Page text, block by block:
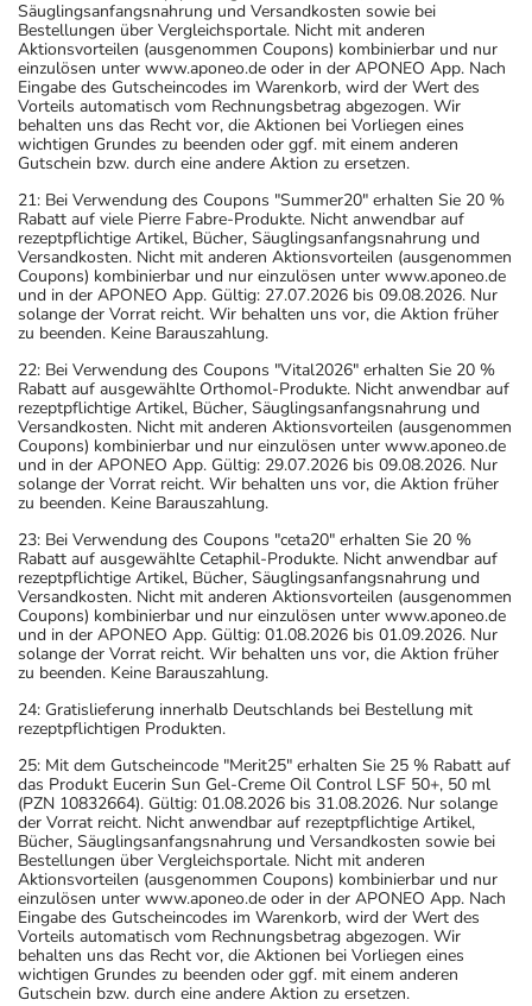
Säuglingsanfangsnahrung und Versandkosten sowie bei
Bestellungen über Vergleichsportale. Nicht mit anderen
Aktionsvorteilen (ausgenommen Coupons) kombinierbar und nur
einzulösen unter www.aponeo.de oder in der APONEO App. Nach
Eingabe des Gutscheincodes im Warenkorb, wird der Wert des
Vorteils automatisch vom Rechnungsbetrag abgezogen. Wir
behalten uns das Recht vor, die Aktionen bei Vorliegen eines
wichtigen Grundes zu beenden oder ggf. mit einem anderen
Gutschein bzw. durch eine andere Aktion zu ersetzen.
21: Bei Verwendung des Coupons "Summer20" erhalten Sie 20 %
Rabatt auf viele Pierre Fabre-Produkte. Nicht anwendbar auf
rezeptpflichtige Artikel, Bücher, Säuglingsanfangsnahrung und
Versandkosten. Nicht mit anderen Aktionsvorteilen (ausgenommen
Coupons) kombinierbar und nur einzulösen unter www.aponeo.de
und in der APONEO App. Gültig: 27.07.2026 bis 09.08.2026. Nur
solange der Vorrat reicht. Wir behalten uns vor, die Aktion früher
zu beenden. Keine Barauszahlung.
22: Bei Verwendung des Coupons "Vital2026" erhalten Sie 20 %
Rabatt auf ausgewählte Orthomol-Produkte. Nicht anwendbar auf
rezeptpflichtige Artikel, Bücher, Säuglingsanfangsnahrung und
Versandkosten. Nicht mit anderen Aktionsvorteilen (ausgenommen
Coupons) kombinierbar und nur einzulösen unter www.aponeo.de
und in der APONEO App. Gültig: 29.07.2026 bis 09.08.2026. Nur
solange der Vorrat reicht. Wir behalten uns vor, die Aktion früher
zu beenden. Keine Barauszahlung.
23: Bei Verwendung des Coupons "ceta20" erhalten Sie 20 %
Rabatt auf ausgewählte Cetaphil-Produkte. Nicht anwendbar auf
rezeptpflichtige Artikel, Bücher, Säuglingsanfangsnahrung und
Versandkosten. Nicht mit anderen Aktionsvorteilen (ausgenommen
Coupons) kombinierbar und nur einzulösen unter www.aponeo.de
und in der APONEO App. Gültig: 01.08.2026 bis 01.09.2026. Nur
solange der Vorrat reicht. Wir behalten uns vor, die Aktion früher
zu beenden. Keine Barauszahlung.
24: Gratislieferung innerhalb Deutschlands bei Bestellung mit
rezeptpflichtigen Produkten.
25: Mit dem Gutscheincode "Merit25" erhalten Sie 25 % Rabatt auf
das Produkt Eucerin Sun Gel-Creme Oil Control LSF 50+, 50 ml
(PZN 10832664). Gültig: 01.08.2026 bis 31.08.2026. Nur solange
der Vorrat reicht. Nicht anwendbar auf rezeptpflichtige Artikel,
Bücher, Säuglingsanfangsnahrung und Versandkosten sowie bei
Bestellungen über Vergleichsportale. Nicht mit anderen
Aktionsvorteilen (ausgenommen Coupons) kombinierbar und nur
einzulösen unter www.aponeo.de oder in der APONEO App. Nach
Eingabe des Gutscheincodes im Warenkorb, wird der Wert des
Vorteils automatisch vom Rechnungsbetrag abgezogen. Wir
behalten uns das Recht vor, die Aktionen bei Vorliegen eines
wichtigen Grundes zu beenden oder ggf. mit einem anderen
Gutschein bzw. durch eine andere Aktion zu ersetzen.